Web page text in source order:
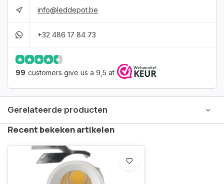
info@leddepot.be
+32 486 17 84 73
99 customers give us a 9,5 at
Gerelateerde producten
Recent bekeken artikelen